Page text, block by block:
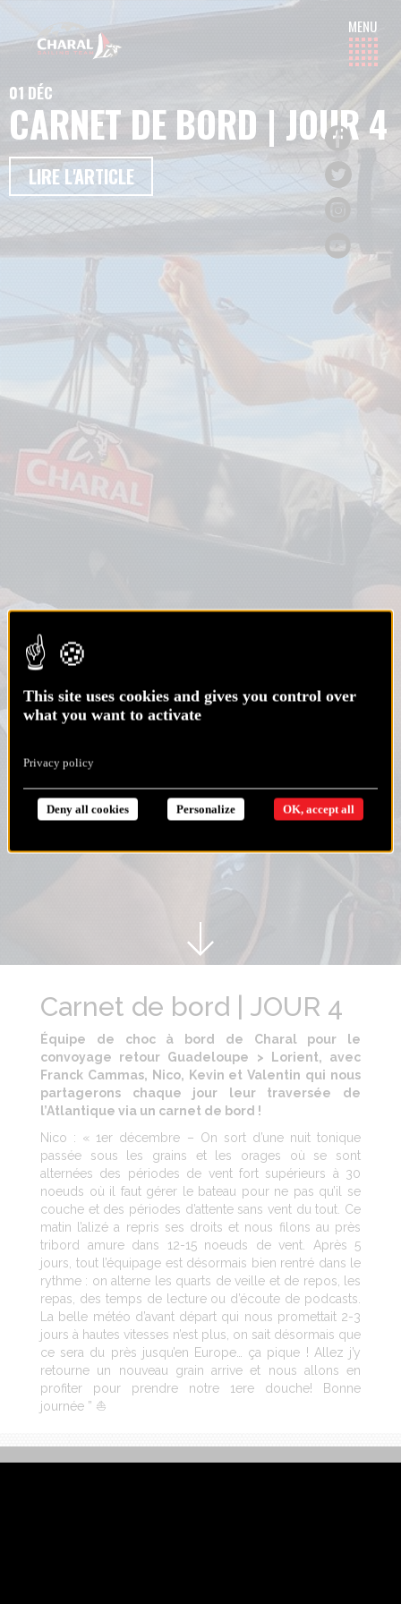
01 DÉC
CARNET DE BORD | JOUR 4
LIRE L'ARTICLE
Carnet de bord | JOUR 4
Équipe de choc à bord de Charal pour le
convoyage retour Guadeloupe > Lorient, avec
Franck Cammas, Nico, Kevin et Valentin qui nous
partagerons chaque jour leur traversée de
l’Atlantique via un carnet de bord !
Nico : « 1er décembre – On sort d’une nuit tonique
passée sous les grains et les orages où se sont
alternées des périodes de vent fort supérieurs à 30
noeuds où il faut gérer le bateau pour ne pas qu’il se
couche et des périodes d’attente sans vent du tout. Ce
matin l’alizé a repris ses droits et nous filons au près
tribord amure dans 12-15 noeuds de vent. Après 5
jours, tout l’équipage est désormais bien rentré dans le
rythme : on alterne les quarts de veille et de repos, les
repas, des temps de lecture ou d’écoute de podcasts.
La belle météo d’avant départ qui nous promettait 2-3
jours à hautes vitesses n’est plus, on sait désormais que
ce sera du près jusqu’en Europe… ça pique ! Allez j’y
retourne un nouveau grain arrive et nous allons en
profiter pour prendre notre 1ere douche! Bonne
journée ” ⛵️
This site uses cookies and gives you control over
what you want to activate
OK, accept all
Deny all cookies Personalize
Privacy policy